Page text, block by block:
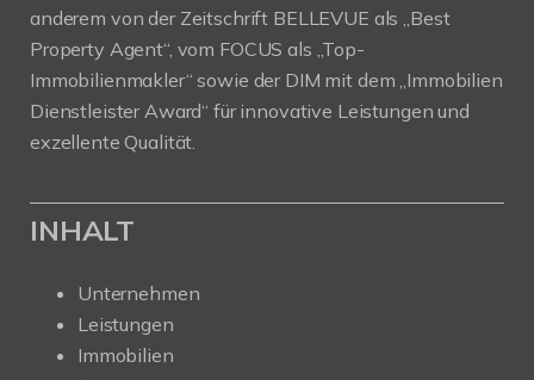
anderem von der Zeitschrift BELLEVUE als „Best
Property Agent“, vom FOCUS als „Top-
Immobilienmakler“ sowie der DIM mit dem „Immobilien
Dienstleister Award“ für innovative Leistungen und
exzellente Qualität.
INHALT
Unternehmen
Leistungen
Immobilien